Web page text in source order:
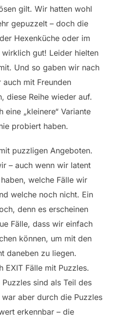
gilt. Wir hatten wohl
gepuzzelt – doch die
Hexenküche oder im
gut! Leider hielten
Und so gaben wir nach
mit Freunden
diese Reihe wieder auf.
„kleinere“ Variante
probiert haben.
puzzligen Angeboten.
– auch wenn wir latent
welche Fälle wir
welche noch nicht. Ein
denn es erscheinen
Fälle, dass wir einfach
können, um mit den
daneben zu liegen.
EXIT Fälle mit Puzzles.
sind als Teil des
war aber durch die Puzzles
erkennbar – die